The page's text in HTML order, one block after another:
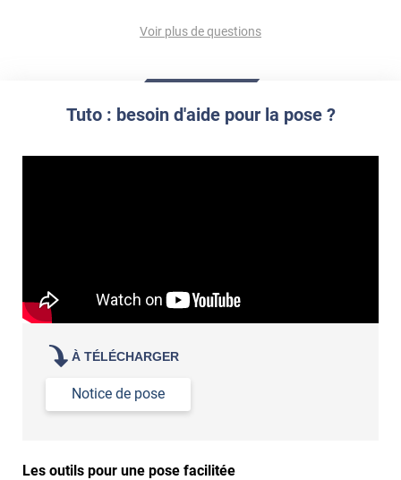
Utiliser une solution de dépose pour annuler l'action de la
S'aider d'un décapeur thermique : la colle va ramollir le film
faire appel à un
Peut-on mettre du revêtement adhésif sur du carrelage
Lisser la surface avec un enduit de lissage au préalable
Comment poser du revêtement adhésif dans les angles
Réussir la pose d'un revêtement adhésif dans les angles. »
Voir plus de questions
Tuto : besoin d'aide pour la pose ?
À TÉLÉCHARGER
Notice de pose
Les outils pour une pose facilitée